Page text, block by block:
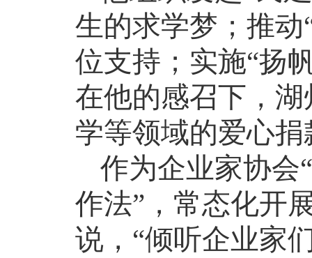
生的求学梦；推
位支持；实施“扬
在他的感召下，
学等领域的爱心
作为企业家协会
作法”，常态化开
说，“倾听企业家